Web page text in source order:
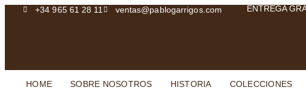
+34 965 61 28 11 ventas@pablogarrigos.com
ENTREGA
HOME SOBRE NOSOTROS HISTORIA COLECCIONES